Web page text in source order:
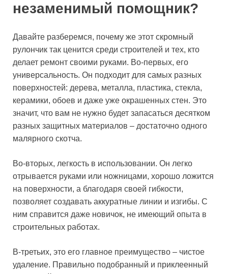
незаменимый помощник?
Давайте разберемся, почему же этот скромный
рулончик так ценится среди строителей и тех, кто
делает ремонт своими руками. Во-первых, его
универсальность. Он подходит для самых разных
поверхностей: дерева, металла, пластика, стекла,
керамики, обоев и даже уже окрашенных стен. Это
значит, что вам не нужно будет запасаться десятком
разных защитных материалов – достаточно одного
малярного скотча.
Во-вторых, легкость в использовании. Он легко
отрывается руками или ножницами, хорошо ложится
на поверхности, а благодаря своей гибкости,
позволяет создавать аккуратные линии и изгибы. С
ним справится даже новичок, не имеющий опыта в
строительных работах.
В-третьих, это его главное преимущество – чистое
удаление. Правильно подобранный и приклеенный